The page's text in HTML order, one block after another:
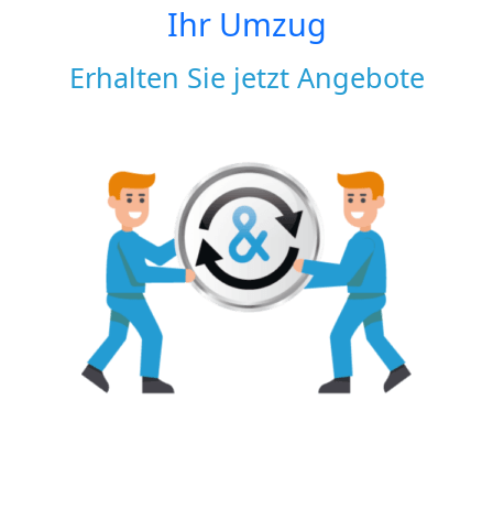
Ihr Umzug
Erhalten Sie jetzt Angebote